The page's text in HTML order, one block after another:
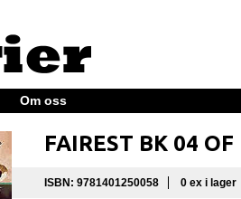
Om oss
FAIREST BK 04
ISBN: 9781401250058 0 ex i lager